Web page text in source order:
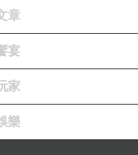
章
宴
家
樂